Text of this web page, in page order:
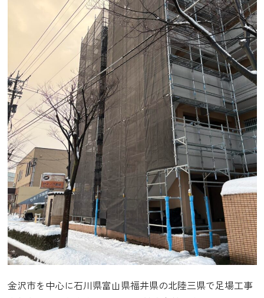
金沢市を中心に石川県富山県福井県の北陸三県で足場工事